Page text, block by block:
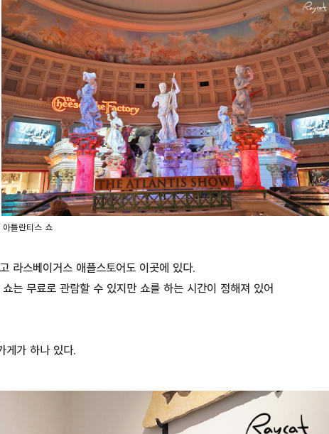
아틀란티스 쇼
라스베이거스 애플스토어도 이곳에 있다.
는 무료로 관람할 수 있지만 쇼를 하는 시간이 정해져 있어
게가 하나 있다.